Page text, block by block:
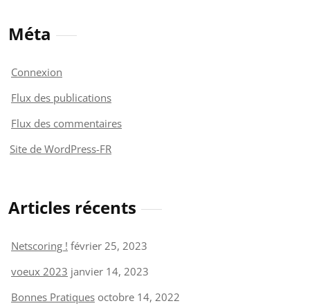
Méta
Connexion
Flux des publications
Flux des commentaires
Site de WordPress-FR
Articles récents
Netscoring ! février 25, 2023
voeux 2023 janvier 14, 2023
Bonnes Pratiques octobre 14, 2022